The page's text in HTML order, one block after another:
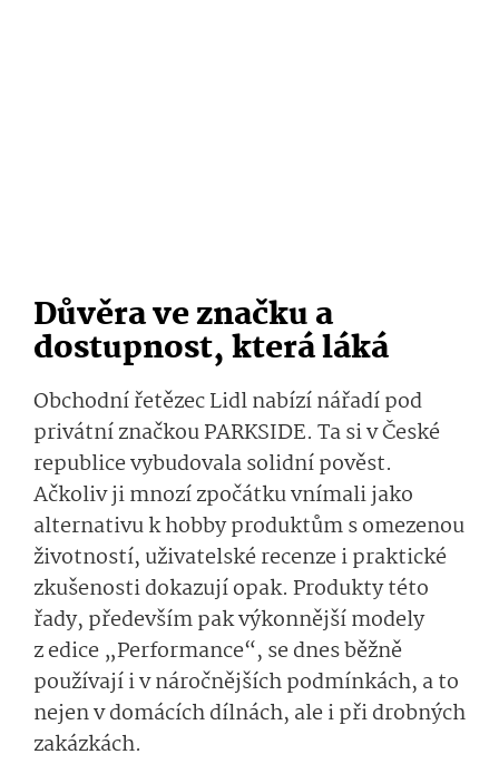
Důvěra ve značku a
dostupnost, která láká
Obchodní řetězec Lidl nabízí nářadí pod
privátní značkou PARKSIDE. Ta si v České
republice vybudovala solidní pověst.
Ačkoliv ji mnozí zpočátku vnímali jako
alternativu k hobby produktům s omezenou
životností, uživatelské recenze i praktické
zkušenosti dokazují opak. Produkty této
řady, především pak výkonnější modely
z edice „Performance“, se dnes běžně
používají i v náročnějších podmínkách, a to
nejen v domácích dílnách, ale i při drobných
zakázkách.